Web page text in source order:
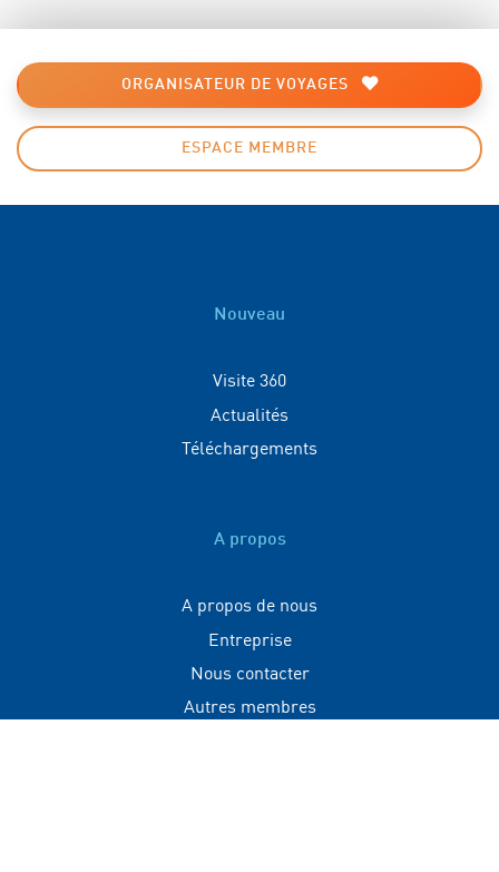
ORGANISATEUR DE VOYAGES
ESPACE MEMBRE
Nouveau
Visite 360
Actualités
Téléchargements
A propos
A propos de nous
Entreprise
Nous contacter
Autres membres